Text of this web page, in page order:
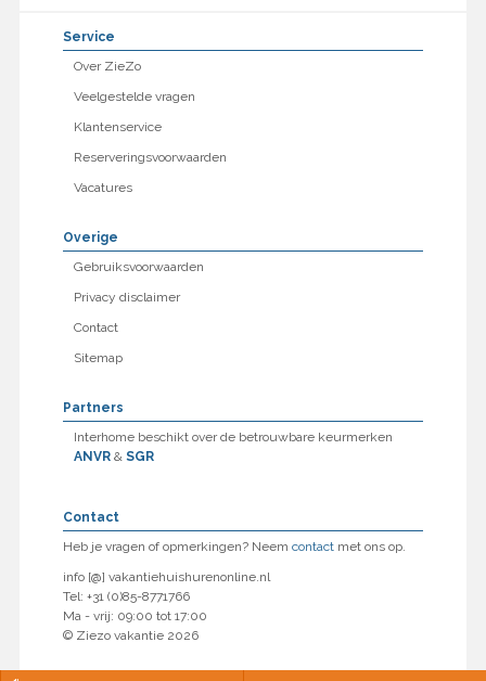
Service
Over ZieZo
Veelgestelde vragen
Klantenservice
Reserveringsvoorwaarden
Vacatures
Overige
Gebruiksvoorwaarden
Privacy disclaimer
Contact
Sitemap
Partners
Interhome beschikt over de betrouwbare keurmerken
ANVR& SGR
Contact
Heb je vragen of opmerkingen? Neem contactmet ons op.
info [@] vakantiehuishurenonline.nl
Tel: +31 (0)85-8771766
Ma - vrij: 09:00 tot 17:00
© Ziezo vakantie 2026